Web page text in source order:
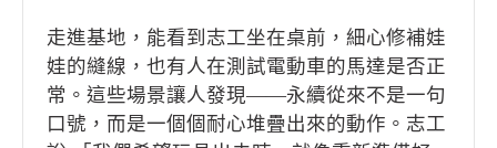
走進基地，能看到志工坐在桌前，細心修補娃
娃的縫線，也有人在測試電動車的馬達是否正
常。這些場景讓人發現——永續從來不是一句
口號，而是一個個耐心堆疊出來的動作。志工